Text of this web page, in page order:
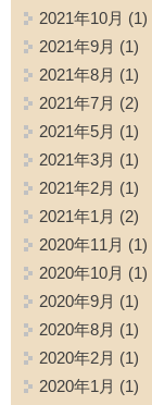
2021年10月 (1)
2021年9月 (1)
2021年8月 (1)
2021年7月 (2)
2021年5月 (1)
2021年3月 (1)
2021年2月 (1)
2021年1月 (2)
2020年11月 (1)
2020年10月 (1)
2020年9月 (1)
2020年8月 (1)
2020年2月 (1)
2020年1月 (1)